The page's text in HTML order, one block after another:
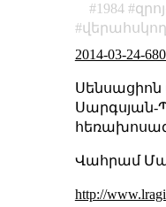
1984
2014-03-24-
Սարգսյան-
Վահրամ
http://